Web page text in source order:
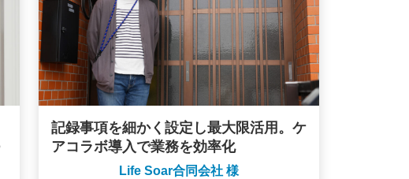
記録事項を細かく設定し最大限活用。ケ
アコラボ導入で業務を効率化
Life Soar合同会社 様